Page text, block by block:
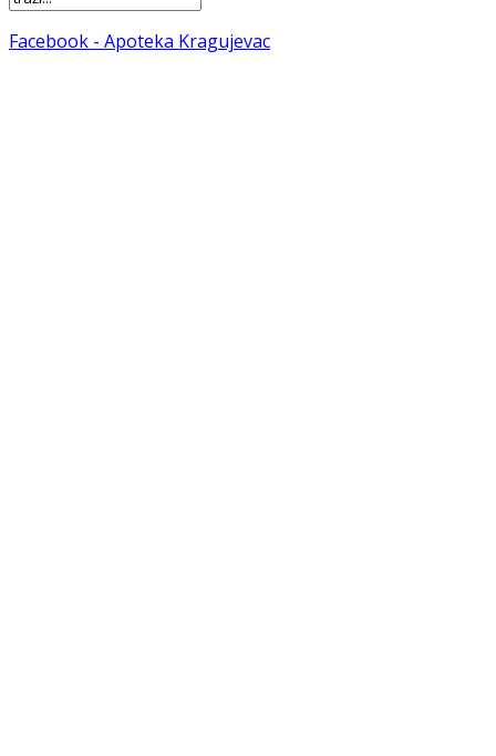
Facebook - Apoteka Kragujevac